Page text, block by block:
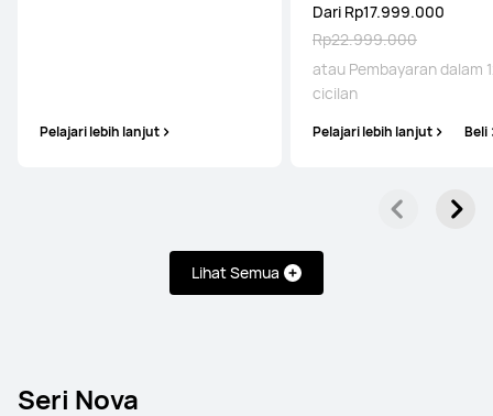
Pelajari lebih lanjut
Dari Rp17.999.000
Rp22.999.000
atau Pembayaran dalam
cicilan
Pelajari lebih lanjut Beli
Lihat Semua
Seri Nova